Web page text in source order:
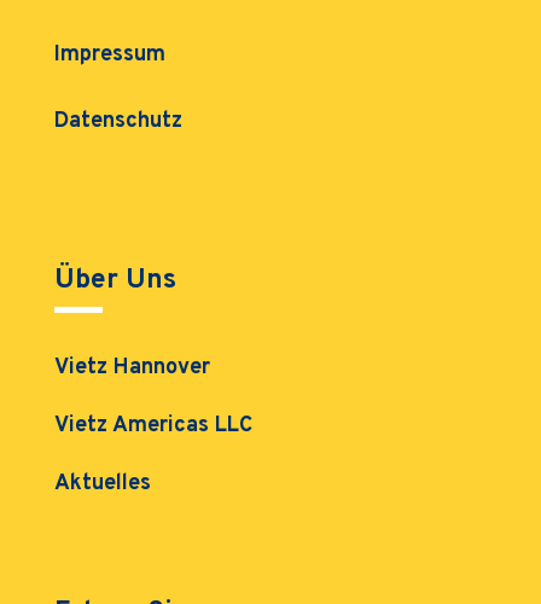
Impressum
Datenschutz
Über Uns
Vietz Hannover
Vietz Americas LLC
Aktuelles